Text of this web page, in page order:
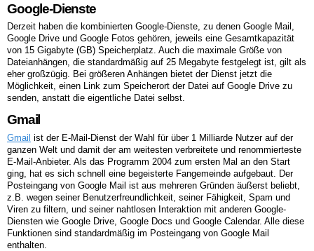
Google-Dienste
Derzeit haben die kombinierten Google-Dienste, zu denen Google Mail,
Google Drive und Google Fotos gehören, jeweils eine Gesamtkapazität
von 15 Gigabyte (GB) Speicherplatz. Auch die maximale Größe von
Dateianhängen, die standardmäßig auf 25 Megabyte festgelegt ist, gilt als
eher großzügig. Bei größeren Anhängen bietet der Dienst jetzt die
Möglichkeit, einen Link zum Speicherort der Datei auf Google Drive zu
senden, anstatt die eigentliche Datei selbst.
Gmail
Gmail ist der E-Mail-Dienst der Wahl für über 1 Milliarde Nutzer auf der
ganzen Welt und damit der am weitesten verbreitete und renommierteste
E-Mail-Anbieter. Als das Programm 2004 zum ersten Mal an den Start
ging, hat es sich schnell eine begeisterte Fangemeinde aufgebaut. Der
Posteingang von Google Mail ist aus mehreren Gründen äußerst beliebt,
z.B. wegen seiner Benutzerfreundlichkeit, seiner Fähigkeit, Spam und
Viren zu filtern, und seiner nahtlosen Interaktion mit anderen Google-
Diensten wie Google Drive, Google Docs und Google Calendar. Alle diese
Funktionen sind standardmäßig im Posteingang von Google Mail
enthalten.